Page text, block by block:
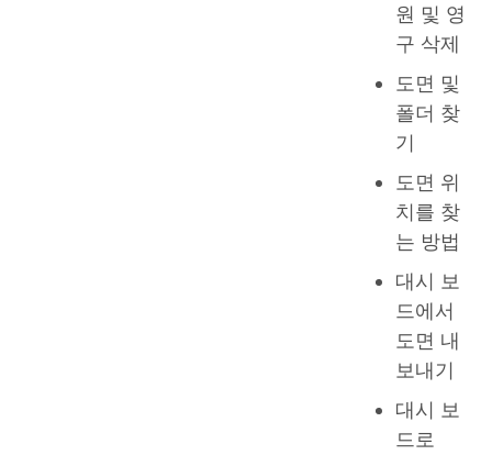
원 및 영
구 삭제
도면 및
폴더 찾
기
도면 위
치를 찾
는 방법
대시 보
드에서
도면 내
보내기
대시 보
드로